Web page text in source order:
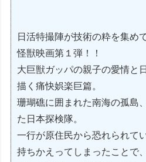
日活特撮陣が技術の粋を集め
怪獣映画第１弾！！
大巨獣ガッパの親子の愛情と
描く痛快娯楽巨篇。
珊瑚礁に囲まれた南海の孤島
た日本探検隊。
一行が原住民から恐れられて
持ちかえってしまったことで、